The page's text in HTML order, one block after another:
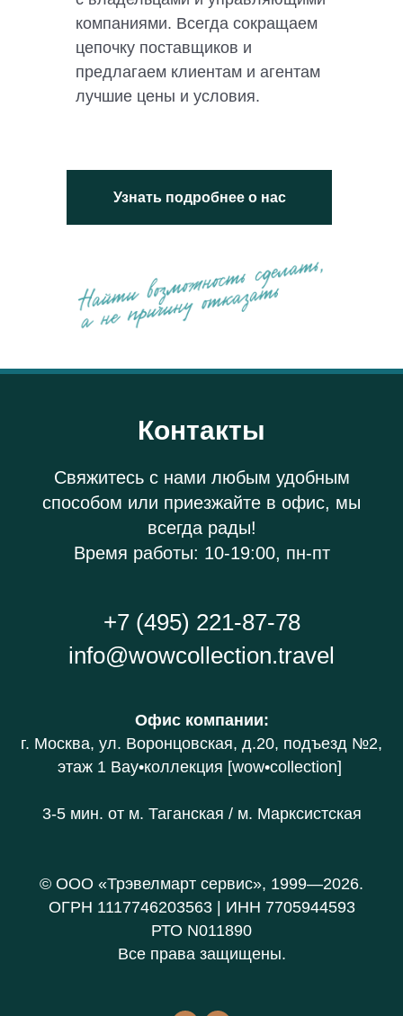
компаниями. Всегда сокращаем
цепочку поставщиков и
предлагаем клиентам и агентам
лучшие цены и условия.
Узнать подробнее о нас
Контакты
Свяжитесь с нами любым удобным
способом или приезжайте в офис, мы
всегда рады!
Время работы: 10-19:00, пн-пт
+7 (495) 221-87-78
info@wowcollection.travel
Офис компании:
г. Москва, ул. Воронцовская, д.20, подъезд №2,
этаж 1 Вау•коллекция [wow•collection]
3-5 мин. от м. Таганская / м. Марксистская
© ООО «Трэвелмарт сервис», 1999—2026.
ОГРН 1117746203563 | ИНН 7705944593
РТО N011890
Все права защищены.